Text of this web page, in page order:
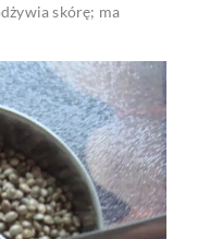
skórę; ma